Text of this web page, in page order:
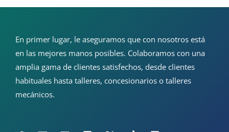
En primer lugar, le aseguramos que con nosotros está
en las mejores manos posibles. Colaboramos con una
amplia gama de clientes satisfechos, desde clientes
habituales hasta talleres, concesionarios o talleres
mecánicos.